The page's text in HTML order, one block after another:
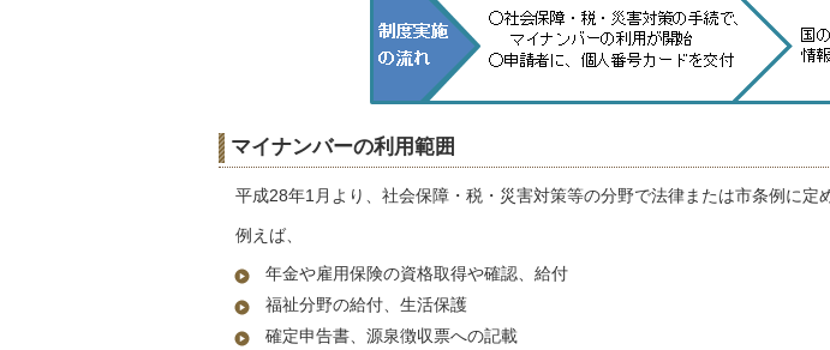
マイナンバーの利用範囲
平成28年1月より、社会保障・税・災害対策等の分野で法律または市条例に定
例えば、
年金や雇用保険の資格取得や確認、給付
福祉分野の給付、生活保護
確定申告書、源泉徴収票への記載